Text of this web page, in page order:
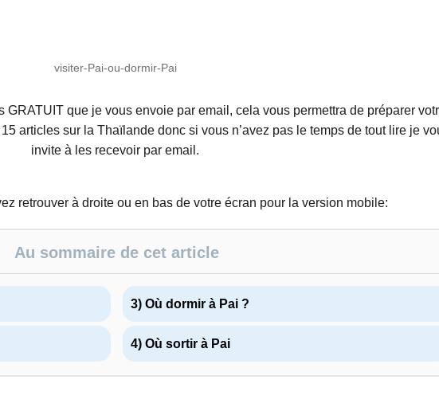
visiter-Pai-ou-dormir-Pai
GRATUIT que je vous envoie par email, cela vous permettra de préparer
articles sur la Thaïlande donc si vous n’avez pas le temps de tout lire je
invite à les recevoir par email.
retrouver à droite ou en bas de votre écran pour la version mobile:
Au sommaire de cet article
3) Où dormir à Pai ?
4) Où sortir à Pai